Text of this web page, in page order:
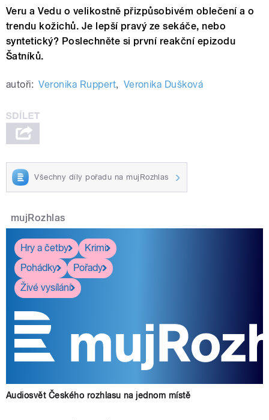
Veru a Vedu o velikostně přizpůsobivém oblečení a o
trendu kožichů. Je lepší pravý ze sekáče, nebo
syntetický? Poslechněte si první reakční epizodu
Šatníků.
autoři: Veronika Ruppert, Veronika Dušková
Všechny díly pořadu na mujRozhlas
mujRozhlas
Hry a četby
Krimi
Pohádky
Pořady
Živé vysílání
Audiosvět Českého rozhlasu na jednom místě